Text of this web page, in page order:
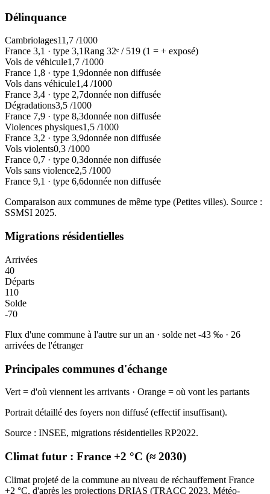
Délinquance
Cambriolages11,7 /1000
France 3,1 · type 3,1Rang 32ᵉ / 519 (1 = + exposé)
Vols de véhicule1,7 /1000
France 1,8 · type 1,9donnée non diffusée
Vols dans véhicule1,4 /1000
France 3,4 · type 2,7donnée non diffusée
Dégradations3,5 /1000
France 7,9 · type 8,3donnée non diffusée
Violences physiques1,5 /1000
France 3,2 · type 3,9donnée non diffusée
Vols violents0,3 /1000
France 0,7 · type 0,3donnée non diffusée
Vols sans violence2,5 /1000
France 9,1 · type 6,6donnée non diffusée
Comparaison aux communes de même type (Petites villes). Source :
SSMSI 2025.
Migrations résidentielles
Arrivées
40
Départs
110
Solde
-70
Flux d'une commune à l'autre sur un an · solde net -43 ‰ · 26
arrivées de l'étranger
Principales communes d'échange
Vert = d'où viennent les arrivants · Orange = où vont les partants
Portrait détaillé des foyers non diffusé (effectif insuffisant).
Source : INSEE, migrations résidentielles RP2022.
Climat futur : France +2 °C (≈ 2030)
Climat projeté de la commune au niveau de réchauffement France
+2 °C, d'après les projections DRIAS (TRACC 2023, Météo-